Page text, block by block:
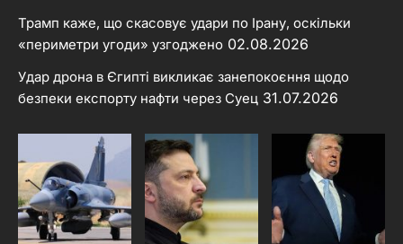
Трамп каже, що скасовує удари по Ірану, оскільки
«периметри угоди» узгоджено 02.08.2026
Удар дрона в Єгипті викликає занепокоєння щодо
безпеки експорту нафти через Суец 31.07.2026